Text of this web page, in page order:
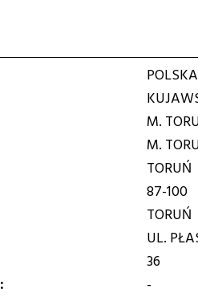
POLSKA
M.
M.
TORUŃ
87-100
TORUŃ
UL.
36
-